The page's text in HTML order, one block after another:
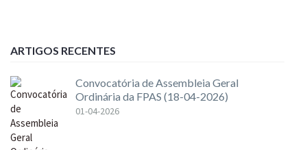
ARTIGOS RECENTES
Convocatória de Assembleia Geral
Ordinária da FPAS (18-04-2026)
01-04-2026